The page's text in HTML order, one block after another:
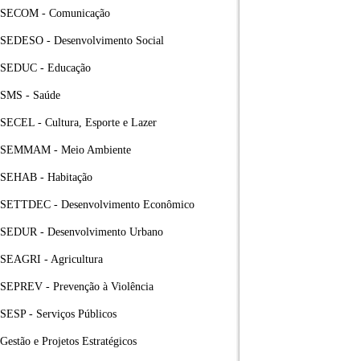
SECOM - Comunicação
SEDESO - Desenvolvimento Social
SEDUC - Educação
SMS - Saúde
SECEL - Cultura, Esporte e Lazer
SEMMAM - Meio Ambiente
SEHAB - Habitação
SETTDEC - Desenvolvimento Econômico
SEDUR - Desenvolvimento Urbano
SEAGRI - Agricultura
SEPREV - Prevenção à Violência
SESP - Serviços Públicos
Gestão e Projetos Estratégicos